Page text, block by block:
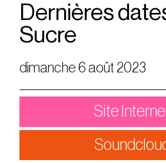
Dernières
Sucre
dimanche 6 août 2023
Site